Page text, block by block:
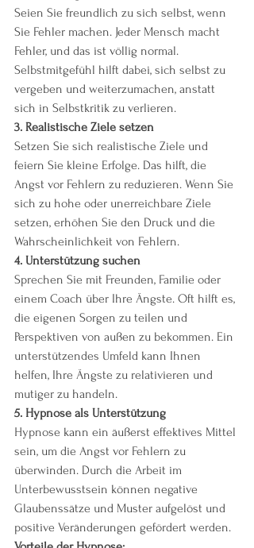
Seien Sie freundlich zu sich selbst, wenn
Sie Fehler machen. Jeder Mensch macht
Fehler, und das ist völlig normal.
Selbstmitgefühl hilft dabei, sich selbst zu
vergeben und weiterzumachen, anstatt
sich in Selbstkritik zu verlieren.
3. Realistische Ziele setzen
Setzen Sie sich realistische Ziele und
feiern Sie kleine Erfolge. Das hilft, die
Angst vor Fehlern zu reduzieren. Wenn Sie
sich zu hohe oder unerreichbare Ziele
setzen, erhöhen Sie den Druck und die
Wahrscheinlichkeit von Fehlern.
4. Unterstützung suchen
Sprechen Sie mit Freunden, Familie oder
einem Coach über Ihre Ängste. Oft hilft es,
die eigenen Sorgen zu teilen und
Perspektiven von außen zu bekommen. Ein
unterstützendes Umfeld kann Ihnen
helfen, Ihre Ängste zu relativieren und
mutiger zu handeln.
5. Hypnose als Unterstützung
Hypnose kann ein äußerst effektives Mittel
sein, um die Angst vor Fehlern zu
überwinden. Durch die Arbeit im
Unterbewusstsein können negative
Glaubenssätze und Muster aufgelöst und
positive Veränderungen gefördert werden.